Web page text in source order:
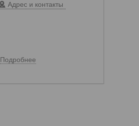
Адрес и контакты
Подробнее